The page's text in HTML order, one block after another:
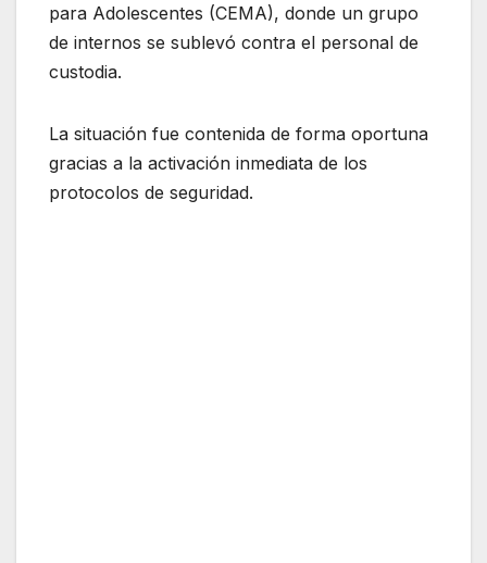
para Adolescentes (CEMA), donde un grupo
de internos se sublevó contra el personal de
custodia.
La situación fue contenida de forma oportuna
gracias a la activación inmediata de los
protocolos de seguridad.